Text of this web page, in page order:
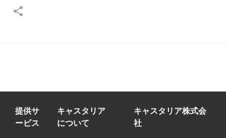
提供サ
ービス
キャスタリア
について
キャスタリア株式会
社